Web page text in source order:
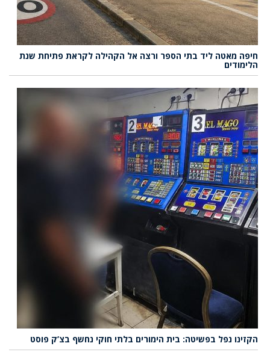
חיפה מאטה ליד בתי הספר ורצה אל הקהילה לקראת פתיחת שנת
הלימודים
הקזינו נפל בפשיטה: בית הימורים בלתי חוקי נחשף בצ’ק פוסט